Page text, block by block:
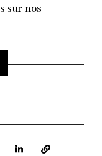
sur nos